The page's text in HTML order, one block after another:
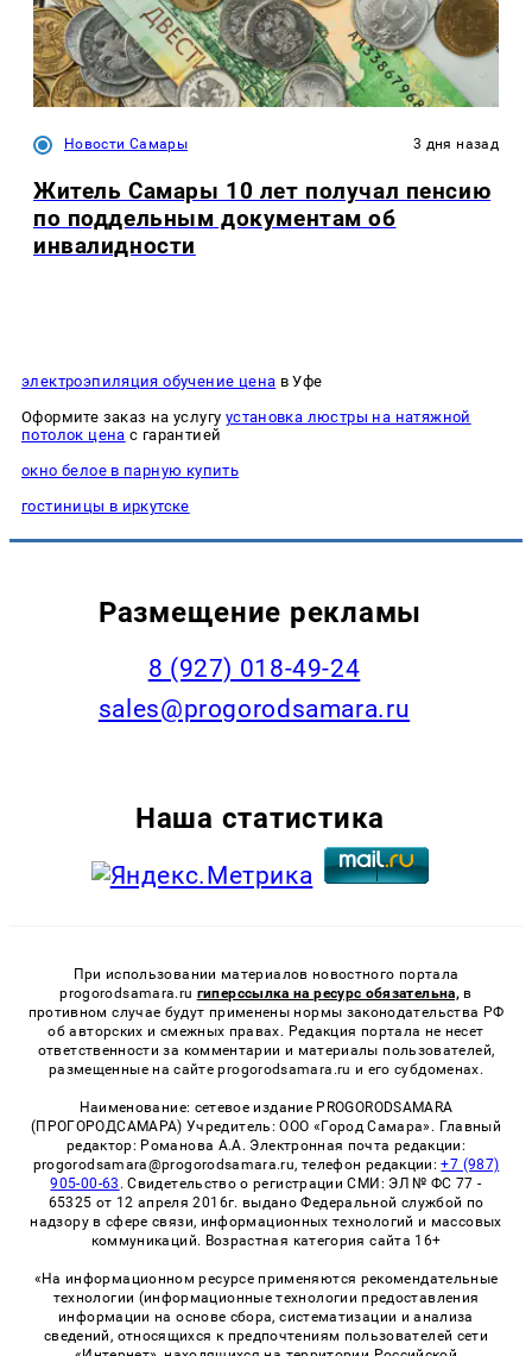
Новости Самары 3 дня назад
Житель Самары 10 лет получал пенсию
по поддельным документам об
инвалидности
электроэпиляция обучение цена в Уфе
Оформите заказ на услугу установка люстры на натяжной
потолок цена с гарантией
окно белое в парную купить
гостиницы в иркутске
Размещение рекламы
8 (927) 018-49-24
sales@progorodsamara.ru
Наша статистика
При использовании материалов новостного портала
progorodsamara.ru гиперссылка на ресурс обязательна, в
противном случае будут применены нормы законодательства РФ
об авторских и смежных правах. Редакция портала не несет
ответственности за комментарии и материалы пользователей,
размещенные на сайте progorodsamara.ru и его субдоменах.
Наименование: сетевое издание PROGORODSAMARA
(ПРОГОРОДСАМАРА) Учредитель: ООО «Город Самара». Главный
редактор: Романова А.А. Электронная почта редакции:
progorodsamara@progorodsamara.ru, телефон редакции:+7 (987)
905-00-63 . Свидетельство о регистрации СМИ: ЭЛ № ФС 77 -
65325 от 12 апреля 2016г. выдано Федеральной службой по
надзору в сфере связи, информационных технологий и массовых
коммуникаций. Возрастная категория сайта 16+
«На информационном ресурсе применяются рекомендательные
технологии (информационные технологии предоставления
информации на основе сбора, систематизации и анализа
сведений, относящихся к предпочтениям пользователей сети